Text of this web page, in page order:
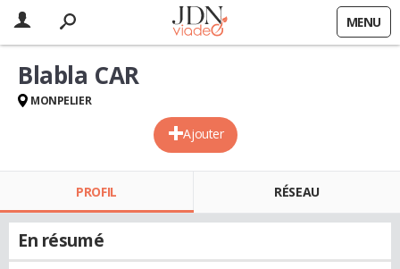
MENU
Ajouter
Blabla CAR
MONPELIER
PROFIL RÉSEAU
En résumé